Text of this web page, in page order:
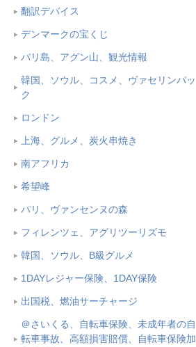
翻訳デバイス
デンマークの宝くじ
バリ島、アグン山、観光情報
韓国、ソウル、コスメ、ヴァセリンパッ
ク
ロンドン
上海、グルメ、炭火串焼き
南アフリカ
希望峰
パリ、ヴァンセンヌの森
フィレンツェ、アグリツーリズモ
韓国、ソウル、B級グルメ
1DAYレジャー保険、1DAY保険
出国税、燃油サーチャージ
＠さいくる、自転車保険、未成年者の自
転車事故、高額損害賠償、自転車保険加